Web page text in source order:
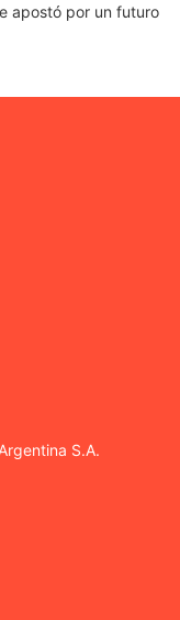
apostó por un futuro
S.A.